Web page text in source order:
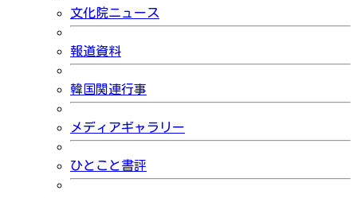
文化院ニュース
報道資料
韓国関連行事
メディアギャラリー
ひとこと書評